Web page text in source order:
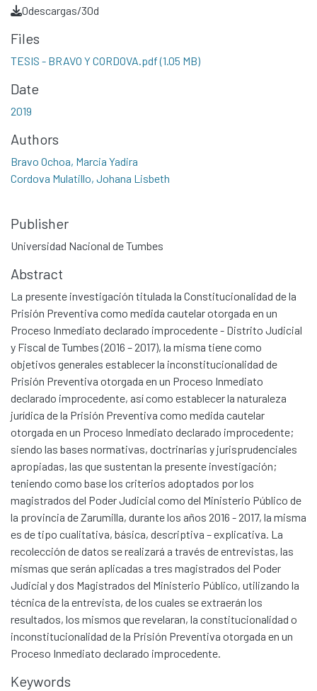
0descargas/30d
Files
TESIS - BRAVO Y CORDOVA.pdf(1.05 MB)
Date
2019
Authors
Bravo Ochoa, Marcia Yadira
Cordova Mulatillo, Johana Lisbeth
Publisher
Universidad Nacional de Tumbes
Abstract
La presente investigación titulada la Constitucionalidad de la
Prisión Preventiva como medida cautelar otorgada en un
Proceso Inmediato declarado improcedente - Distrito Judicial
y Fiscal de Tumbes (2016 – 2017), la misma tiene como
objetivos generales establecer la inconstitucionalidad de
Prisión Preventiva otorgada en un Proceso Inmediato
declarado improcedente, así como establecer la naturaleza
jurídica de la Prisión Preventiva como medida cautelar
otorgada en un Proceso Inmediato declarado improcedente;
siendo las bases normativas, doctrinarias y jurisprudenciales
apropiadas, las que sustentan la presente investigación;
teniendo como base los criterios adoptados por los
magistrados del Poder Judicial como del Ministerio Público de
la provincia de Zarumilla, durante los años 2016 - 2017, la misma
es de tipo cualitativa, básica, descriptiva – explicativa. La
recolección de datos se realizará a través de entrevistas, las
mismas que serán aplicadas a tres magistrados del Poder
Judicial y dos Magistrados del Ministerio Público, utilizando la
técnica de la entrevista, de los cuales se extraerán los
resultados, los mismos que revelaran, la constitucionalidad o
inconstitucionalidad de la Prisión Preventiva otorgada en un
Proceso Inmediato declarado improcedente.
Keywords